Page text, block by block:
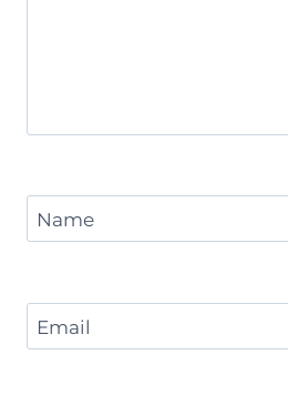
Name
Email